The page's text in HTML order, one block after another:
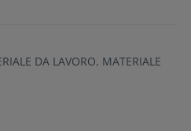
DA LAVORO, MATERIALE